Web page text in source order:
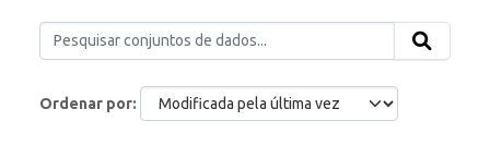
Ordenar por